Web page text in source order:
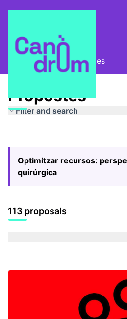
Pla Estratègic Propostes
Propostes
Filter and search
Optimitzar recursos:
quirúrgica
113 proposals